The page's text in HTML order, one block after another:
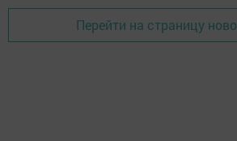
Перейти на страницу